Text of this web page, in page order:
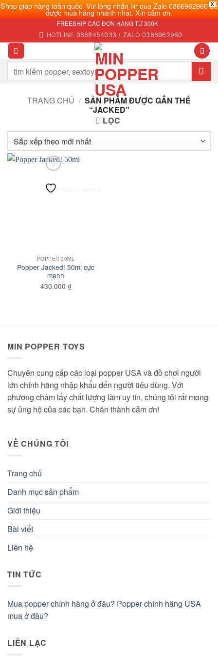
X
Shop giao hàng toàn quốc. Vui lòng nhắn tin qua Zalo 0366962960 để
được mua hàng nhanh nhất. Xin cảm ơn.
nội
dung
FREESHIP CÁC ĐƠN HÀNG TỪ 300K
HOTLINE 0868454033 / ZALO 0366962960
Tìm
kiếm:
TRANG CHỦ / SẢN PHẨM ĐƯỢC GẮN THẺ
“JACKED”
LỌC
POPPER 30ML
Popper Jacked! 50ml cực
mạnh
430.000 ₫
MIN POPPER TOYS
Chuyên cung cấp các loại popper USA và đồ chơi người
lớn chính hãng nhập khẩu đến người tiêu dùng. Với
phương châm lấy chất lượng làm uy tín, chúng tôi rất mong
sự ủng hộ của các bạn. Chân thành cảm ơn!
VỀ CHÚNG TÔI
Trang chủ
Danh mục sản phẩm
Giới thiệu
Bài viết
Liên hệ
TIN TỨC
Mua popper chính hãng ở đâu? Popper chính hãng USA
mua ở đâu?
LIÊN LẠC